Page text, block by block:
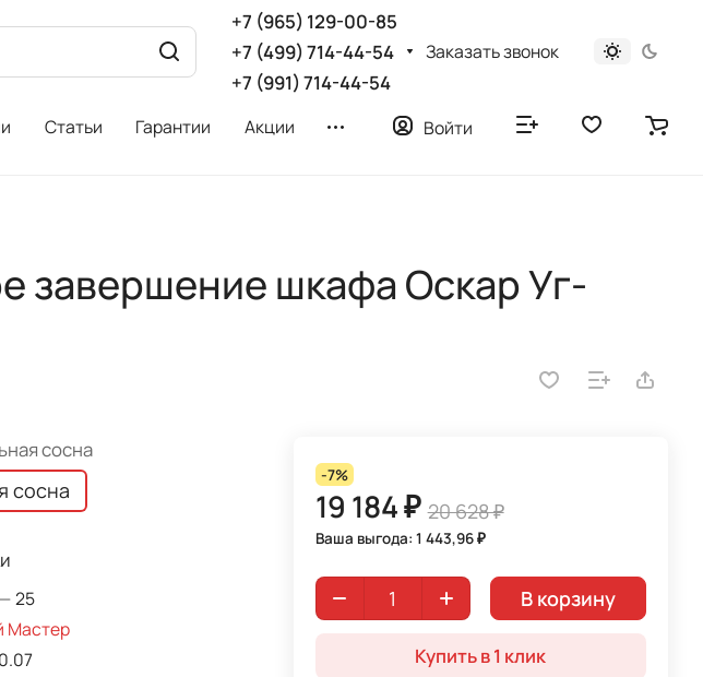
+7 (965) 129-00-85
+7 (499) 714-44-54
+7 (991) 714-44-54
Заказать звонок
Статьи Гарантии Акции Войти
завершение шкафа Оскар Уг-
сосна
сосна
—25
Мастер
0.07
-7%
19 184 ₽ 20 628 ₽
Ваша выгода: 1 443,96 ₽
В корзину
Купить в 1 клик